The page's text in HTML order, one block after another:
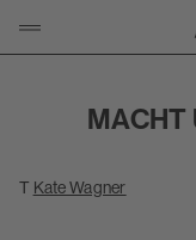
KLICKEN UM
MACHT
T Kate Wagner